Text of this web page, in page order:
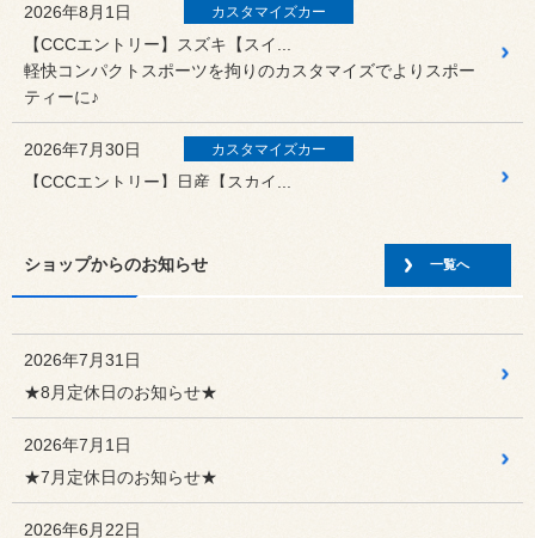
2026年8月1日 カスタマイズカー
【CCCエントリー】スズキ【スイ...
軽快コンパクトスポーツを拘りのカスタマイズでよりスポー
ティーに♪
2026年7月30日 カスタマイズカー
【CCCエントリー】日産【スカイ...
2026年7月24日
【CCCエントリー】TOYOTA...
2026年7月23日
2026年7月17日～2026年7月26日期間限定！！『タイヤス
ペ...
ショップからのお知らせ 一覧へ
2026年7月31日
★8月定休日のお知らせ★
2026年7月1日
★7月定休日のお知らせ★
2026年6月22日